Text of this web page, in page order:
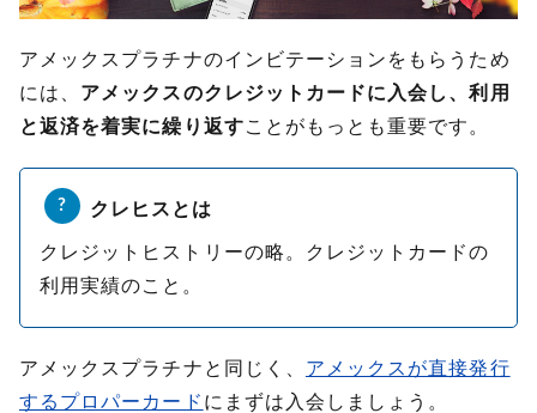
アメックスプラチナのインビテーションをもらうため
には、 アメックスのクレジットカードに入会し、利用
と返済を着実に繰り返すことがもっとも重要です。
クレヒスとは
クレジットヒストリーの略。クレジットカードの
利用実績のこと。
アメックスプラチナと同じく、 アメックスが直接発行
するプロパーカード にまずは入会しましょう。